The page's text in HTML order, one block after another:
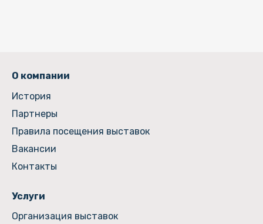
О компании
История
Партнеры
Правила посещения выставок
Вакансии
Контакты
Услуги
Организация выставок